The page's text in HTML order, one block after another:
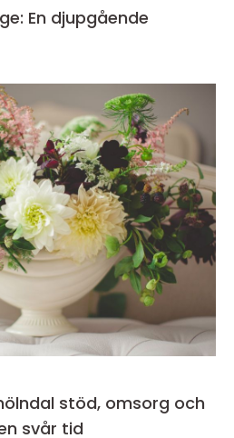
En djupgående
och
svår tid